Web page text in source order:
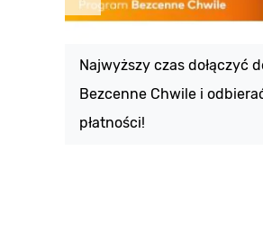
Najwyższy czas dołączyć
Bezcenne Chwile i
płatności!